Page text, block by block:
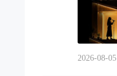
2026-08-05